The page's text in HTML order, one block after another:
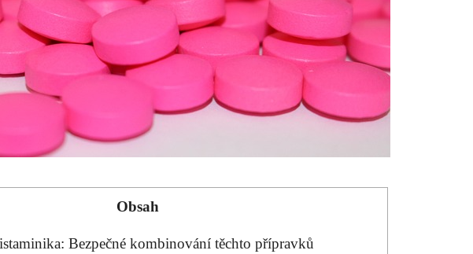
Obsah
Bezpečné kombinování těchto‌ přípravků